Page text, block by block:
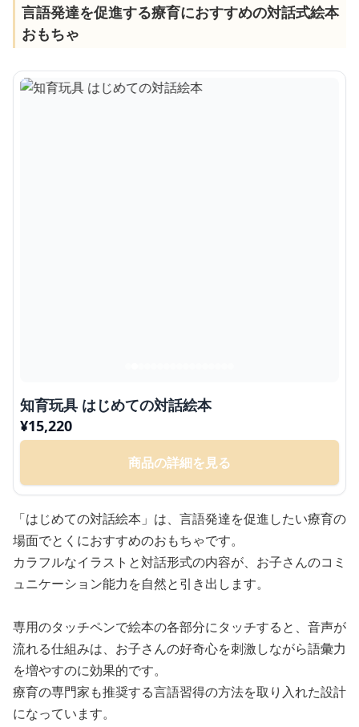
言語発達を促進する療育におすすめの対話式絵本
おもちゃ
知育玩具 はじめての対話絵本
¥15,220
商品の詳細を見る
「はじめての対話絵本」は、言語発達を促進したい療育の
場面でとくにおすすめのおもちゃです。
カラフルなイラストと対話形式の内容が、お子さんのコミ
ュニケーション能力を自然と引き出します。
専用のタッチペンで絵本の各部分にタッチすると、音声が
流れる仕組みは、お子さんの好奇心を刺激しながら語彙力
を増やすのに効果的です。
療育の専門家も推奨する言語習得の方法を取り入れた設計
になっています。